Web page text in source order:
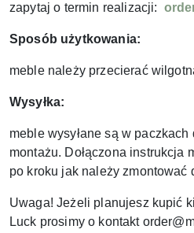
zapytaj o termin realizacji:
Sposób użytkowania:
meble należy przecierać
Wysyłka:
meble wysyłane są w
montażu. Dołączona instrukcja
po kroku jak należy zmontować
Uwaga! Jeżeli planujesz kupić
Luck prosimy o kontakt